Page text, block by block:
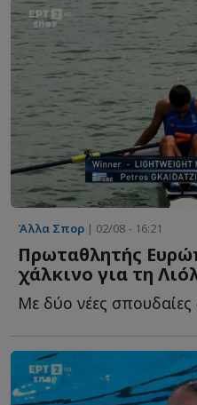
Άλλα Σπορ | 02/08 - 16:21
Πρωταθλητής
χάλκινο για τη